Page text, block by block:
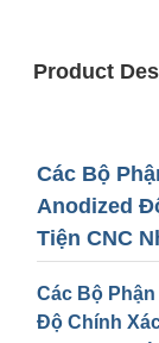
Product
Các Bộ
Anodized
Tiện CNC
Các Bộ
Độ Chính